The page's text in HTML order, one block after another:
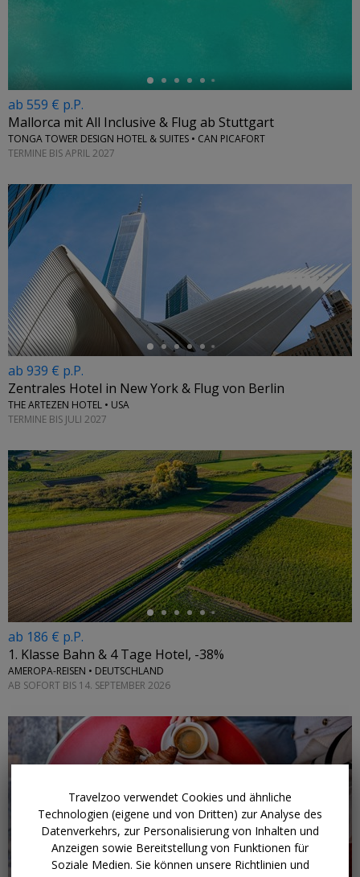
←
ab 559 € p.P.
Mallorca mit All Inclusive & Flug ab Stuttgart
TONGA TOWER DESIGN HOTEL & SUITES • CAN PICAFORT
TERMINE BIS APRIL 2027
←
ab 939 € p.P.
Zentrales Hotel in New York & Flug von Berlin
THE ARTEZEN HOTEL • USA
TERMINE BIS JULI 2027
←
ab 186 € p.P.
1. Klasse Bahn & 4 Tage Hotel, -38%
AMEROPA-REISEN • DEUTSCHLAND
AB SOFORT BIS 14. SEPTEMBER 2026
Travelzoo verwendet Cookies und ähnliche
Technologien (eigene und von Dritten) zur Analyse des
Datenverkehrs, zur Personalisierung von Inhalten und
Anzeigen sowie Bereitstellung von Funktionen für
Soziale Medien. Sie können unsere Richtlinien und